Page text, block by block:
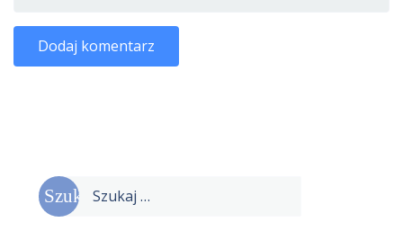
Szukaj: